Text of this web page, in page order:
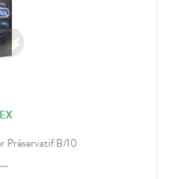
Préservatif B/10